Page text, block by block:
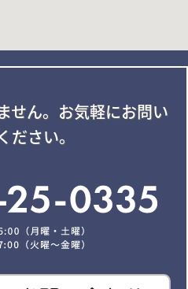
ん。 お気軽にお問い
ださい。